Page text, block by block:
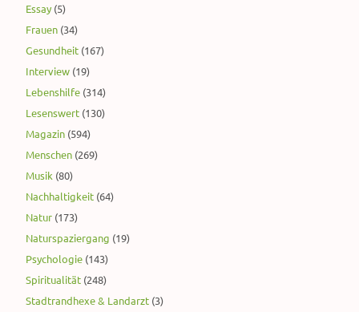
Essay (5)
Frauen (34)
Gesundheit (167)
Interview (19)
Lebenshilfe (314)
Lesenswert (130)
Magazin (594)
Menschen (269)
Musik (80)
Nachhaltigkeit (64)
Natur (173)
Naturspaziergang (19)
Psychologie (143)
Spiritualität (248)
Stadtrandhexe & Landarzt (3)